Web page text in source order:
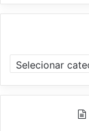
Categorias